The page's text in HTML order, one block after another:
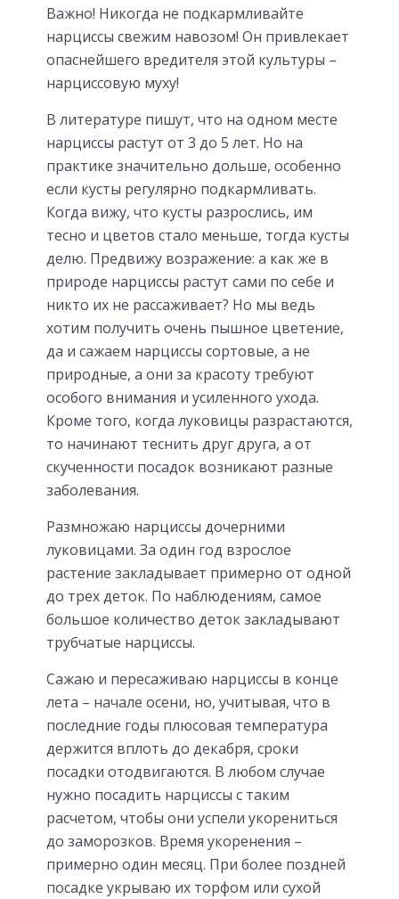
Важно! Никогда не подкармливайте
нарциссы свежим навозом! Он привлекает
опаснейшего вредителя этой культуры –
нарциссовую муху!
В литературе пишут, что на одном месте
нарциссы растут от 3 до 5 лет. Но на
практике значительно дольше, особенно
если кусты регулярно подкармливать.
Когда вижу, что кусты разрослись, им
тесно и цветов стало меньше, тогда кусты
делю. Предвижу возражение: а как же в
природе нарциссы растут сами по себе и
никто их не рассаживает? Но мы ведь
хотим получить очень пышное цветение,
да и сажаем нарциссы сортовые, а не
природные, а они за красоту требуют
особого внимания и усиленного ухода.
Кроме того, когда луковицы разрастаются,
то начинают теснить друг друга, а от
скученности посадок возникают разные
заболевания.
Размножаю нарциссы дочерними
луковицами. За один год взрослое
растение закладывает примерно от одной
до трех деток. По наблюдениям, самое
большое количество деток закладывают
трубчатые нарциссы.
Сажаю и пересаживаю нарциссы в конце
лета – начале осени, но, учитывая, что в
последние годы плюсовая температура
держится вплоть до декабря, сроки
посадки отодвигаются. В любом случае
нужно посадить нарциссы с таким
расчетом, чтобы они успели укорениться
до заморозков. Время укоренения –
примерно один месяц. При более поздней
посадке укрываю их торфом или сухой